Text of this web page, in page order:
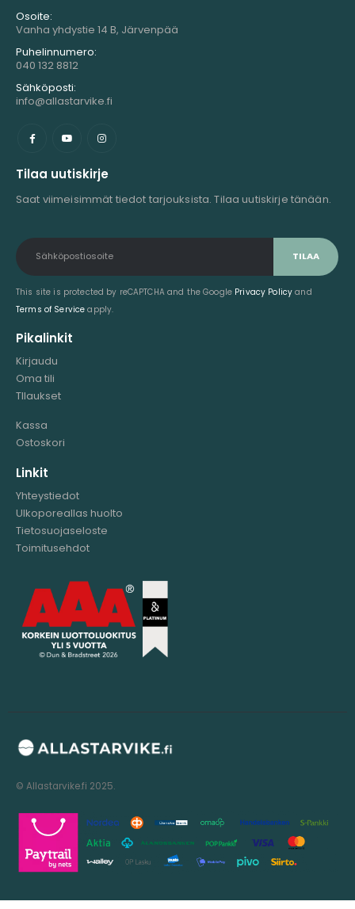
Vanha yhdystie 14 B, Järvenpää
040 132 8812
info@allastarvike.fi
Tilaa uutiskirje
Terms of Service
apply.
Pikalinkit
Oma tili
TIlaukset
Ostoskori
Linkit
Ulkoporeallas huolto
Tietosuojaseloste
Toimitusehdot